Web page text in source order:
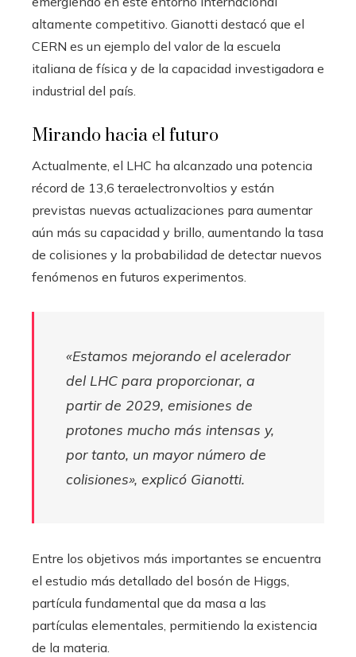
altamente competitivo. Gianotti destacó que el
CERN es un ejemplo del valor de la escuela
italiana de física y de la capacidad investigadora e
industrial del país.
Mirando hacia el futuro
Actualmente, el LHC ha alcanzado una potencia
récord de 13,6 teraelectronvoltios y están
previstas nuevas actualizaciones para aumentar
aún más su capacidad y brillo, aumentando la tasa
de colisiones y la probabilidad de detectar nuevos
fenómenos en futuros experimentos.
«Estamos mejorando el acelerador
del LHC para proporcionar, a
partir de 2029, emisiones de
protones mucho más intensas y,
por tanto, un mayor número de
colisiones», explicó Gianotti.
Entre los objetivos más importantes se encuentra
el estudio más detallado del bosón de Higgs,
partícula fundamental que da masa a las
partículas elementales, permitiendo la existencia
de la materia.